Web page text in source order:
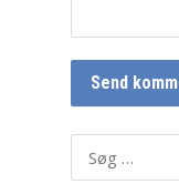
Søg
efter: